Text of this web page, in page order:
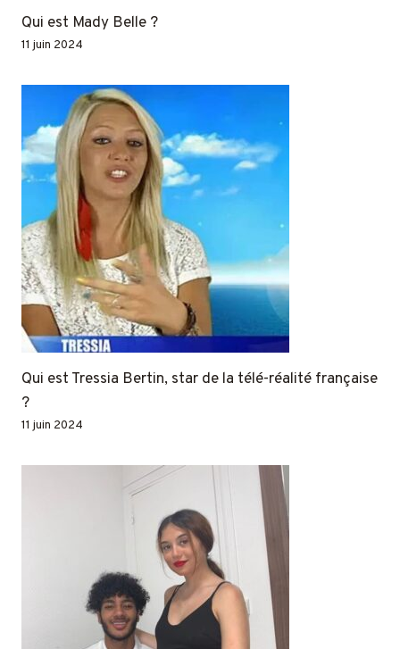
Qui est Mady Belle ?
11 juin 2024
Qui est Tressia Bertin, star de la télé-réalité française
?
11 juin 2024